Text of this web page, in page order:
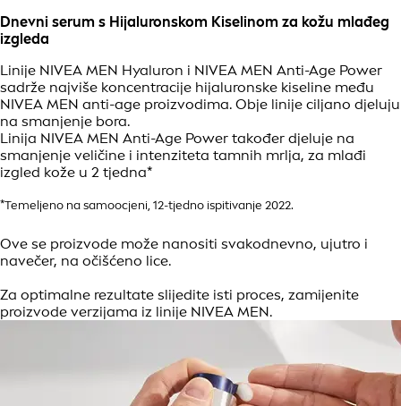
Dnevni serum s Hijaluronskom Kiselinom za kožu mlađeg
izgleda
Linije NIVEA MEN Hyaluron i NIVEA MEN Anti-Age Power
sadrže najviše koncentracije hijaluronske kiseline među
NIVEA MEN anti-age proizvodima. Obje linije ciljano djeluju
na smanjenje bora.
Linija NIVEA MEN Anti-Age Power također djeluje na
smanjenje veličine i intenziteta tamnih mrlja, za mlađi
izgled kože u 2 tjedna*
*Temeljeno na samoocjeni, 12-tjedno ispitivanje 2022.
Ove se proizvode može nanositi svakodnevno, ujutro i
navečer, na očišćeno lice.
Za optimalne rezultate slijedite isti proces, zamijenite
proizvode verzijama iz linije NIVEA MEN.